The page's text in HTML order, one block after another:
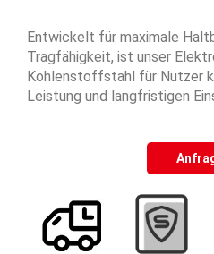
Entwickelt für maximale
Tragfähigkeit, ist unser
Kohlenstoffstahl für Nutzer
Leistung und langfristigen